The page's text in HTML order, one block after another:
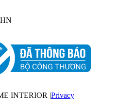
INTERIOR |Privacy